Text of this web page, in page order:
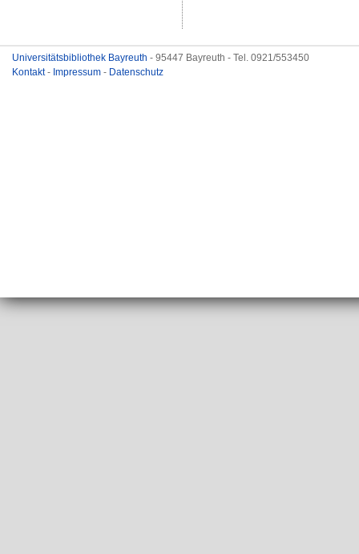
Universitätsbibliothek Bayreuth - 95447 Bayreuth - Tel. 0921/553450
Kontakt- Impressum - Datenschutz